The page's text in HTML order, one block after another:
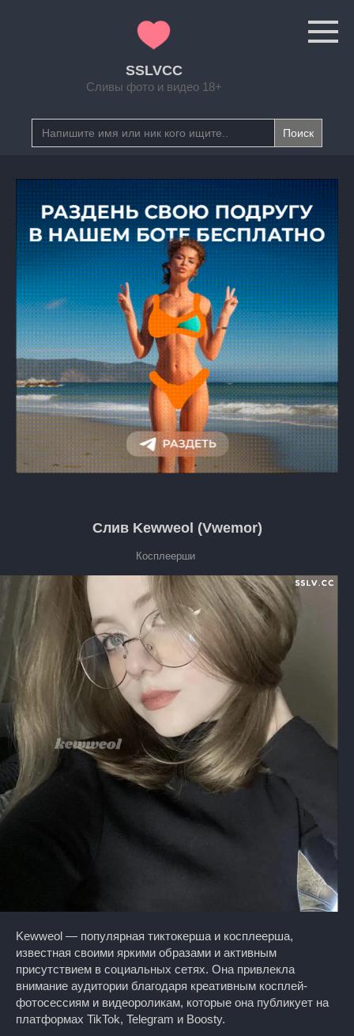
SSLVCC
Сливы фото и видео 18+
Search
for:
Слив Kewweol (Vwemor)
Косплеерши
Kewweol — популярная тиктокерша и косплеерша,
известная своими яркими образами и активным
присутствием в социальных сетях. Она привлекла
внимание аудитории благодаря креативным косплей-
фотосессиям и видеороликам, которые она публикует на
платформах TikTok, Telegram и Boosty.